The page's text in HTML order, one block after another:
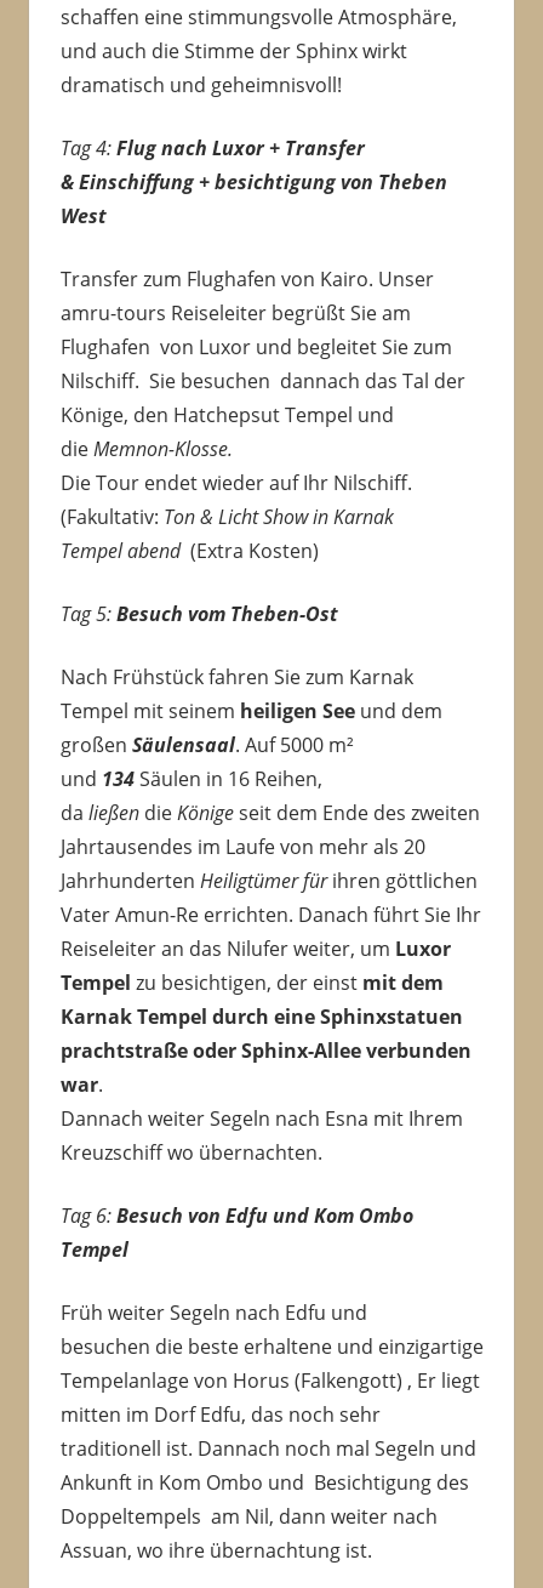
schaffen eine stimmungsvolle Atmosphäre,
und auch die Stimme der Sphinx wirkt
dramatisch und geheimnisvoll!
Tag 4:Flug nach Luxor + Transfer
& Einschiffung + besichtigung von Theben
West
Transfer zum Flughafen von Kairo. Unser
amru-tours Reiseleiter begrüßt Sie am
Flughafen von Luxor und begleitet Sie zum
Nilschiff. Sie besuchen dannach das Tal der
Könige, den Hatchepsut Tempel und
dieMemnon-Klosse.
Die Tour endet wieder auf Ihr Nilschiff.
(Fakultativ: Ton & Licht Show in Karnak
Tempel abend(Extra Kosten)
Tag 5:Besuch vom Theben-Ost
Nach Frühstück fahren Sie zum Karnak
Tempel mit seinem heiligen Seeund dem
großen Säulensaal. Auf 5000 m²
und 134Säulen in 16 Reihen,
da ließendieKönigeseit dem Ende des zweiten
Jahrtausendes im Laufe von mehr als 20
Jahrhunderten Heiligtümer fürihren göttlichen
Vater Amun-Re errichten. Danach führt Sie Ihr
Reiseleiter an das Nilufer weiter, um Luxor
Tempel zu besichtigen, der einst mit dem
Karnak Tempel durch eine Sphinxstatuen
prachtstraße oder Sphinx-Allee verbunden
war.
Dannach weiter Segeln nach Esna mit Ihrem
Kreuzschiff wo übernachten.
Tag 6:Besuch von Edfu und Kom Ombo
Tempel
Früh weiter Segeln nach Edfu und
besuchen die beste erhaltene und einzigartige
Tempelanlage von Horus (Falkengott) , Er liegt
mitten im Dorf Edfu, das noch sehr
traditionell ist. Dannach noch mal Segeln und
Ankunft in Kom Ombo und Besichtigung des
Doppeltempels am Nil, dann weiter nach
Assuan, wo ihre übernachtung ist.